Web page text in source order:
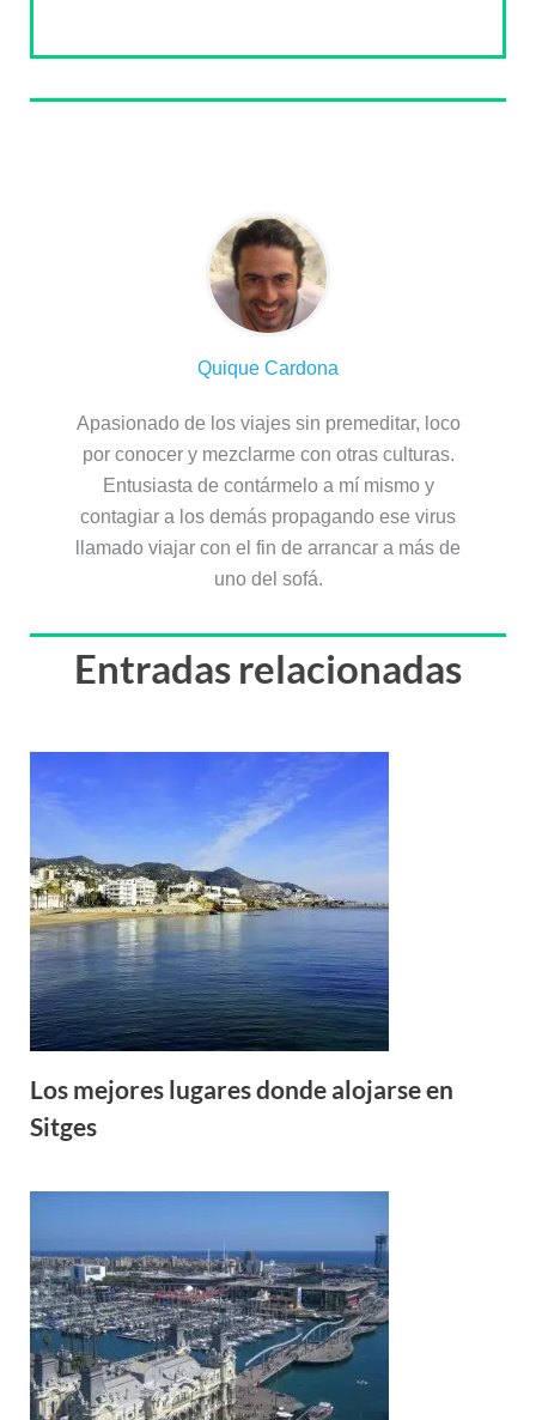
Quique Cardona
Apasionado de los viajes sin premeditar, loco
por conocer y mezclarme con otras culturas.
Entusiasta de contármelo a mí mismo y
contagiar a los demás propagando ese virus
llamado viajar con el fin de arrancar a más de
uno del sofá.
Entradas relacionadas
Los mejores lugares donde alojarse en
Sitges